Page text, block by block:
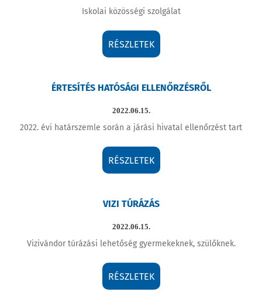
Iskolai közösségi szolgálat
RÉSZLETEK
ÉRTESÍTÉS HATÓSÁGI ELLENŐRZÉSRŐL
2022.06.15.
2022. évi határszemle során a járási hivatal ellenőrzést tart
RÉSZLETEK
VIZI TÚRÁZÁS
2022.06.15.
Vizivándor túrázási lehetőség gyermekeknek, szülőknek.
RÉSZLETEK